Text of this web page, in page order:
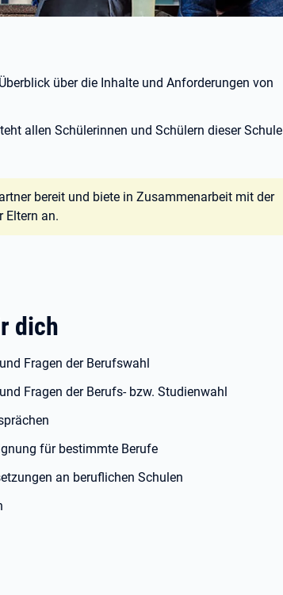
über die Inhalte und Anforderungen von
allen Schülerinnen und Schülern dieser Schule
bereit und biete in Zusammenarbeit mit der
Eltern an.
dich
Fragen der Berufswahl
Fragen der Berufs- bzw. Studienwahl
für bestimmte Berufe
an beruflichen Schulen